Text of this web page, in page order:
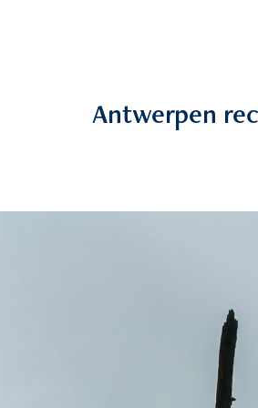
Antwerpen